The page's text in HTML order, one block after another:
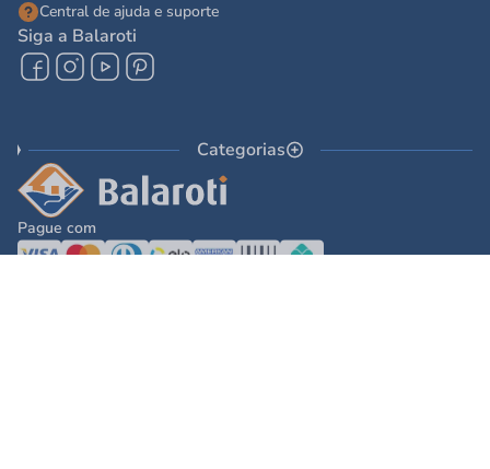
Central de ajuda e suporte
Siga a Balaroti
Categorias
Pague com